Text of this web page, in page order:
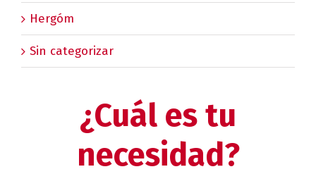
Hergóm
Sin categorizar
¿Cuál es tu
necesidad?